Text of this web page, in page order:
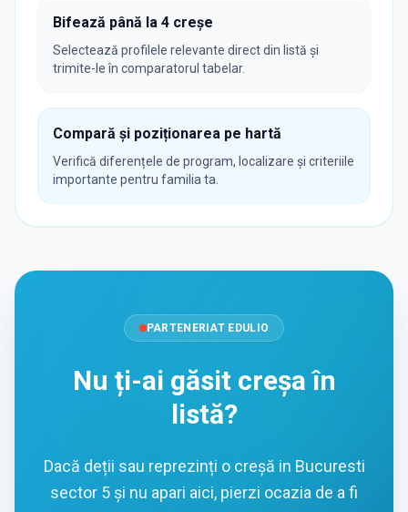
Bifează până la 4 creșe
Selectează profilele relevante direct din listă și
trimite-le în comparatorul tabelar.
Compară și poziționarea pe hartă
Verifică diferențele de program, localizare și criteriile
importante pentru familia ta.
PARTENERIAT EDULIO
Nu ți-ai găsit creșa în
listă?
Dacă deții sau reprezinți o creșă in Bucuresti
sector 5 și nu apari aici, pierzi ocazia de a fi